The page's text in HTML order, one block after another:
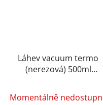
Láhev vacuum termo
(nerezová) 500ml
Momentálně